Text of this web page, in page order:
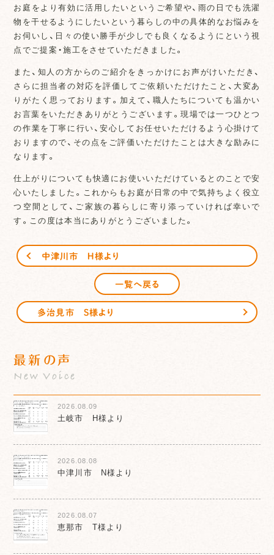
お庭をより有効に活用したいというご希望や、雨の日でも洗濯
物を干せるようにしたいという暮らしの中の具体的なお悩みを
お伺いし、日々の使い勝手が少しでも良くなるようにという視
点でご提案・施工をさせていただきました。
また、知人の方からのご紹介をきっかけにお声がけいただき、
さらに担当者の対応を評価してご依頼いただけたこと、大変あ
りがたく思っております。加えて、職人たちについても温かい
お言葉をいただきありがとうございます。現場では一つひとつ
の作業を丁寧に行い、安心してお任せいただけるよう心掛けて
おりますので、その点をご評価いただけたことは大きな励みに
なります。
仕上がりについても快適にお使いいただけているとのことで安
心いたしました。これからもお庭が日常の中で気持ちよく役立
つ空間として、ご家族の暮らしに寄り添っていければ幸いで
す。この度は本当にありがとうございました。
中津川市 Ｈ様より
一覧へ戻る
多治見市 Ｓ様より
最新の声
New Voice
2026.08.09
土岐市 H様より
2026.08.08
中津川市 N様より
2026.08.07
恵那市 T様より